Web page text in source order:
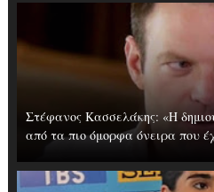
Στέφανος Κασσελάκης: «Η
από τα πιο όμορφα όνειρα που